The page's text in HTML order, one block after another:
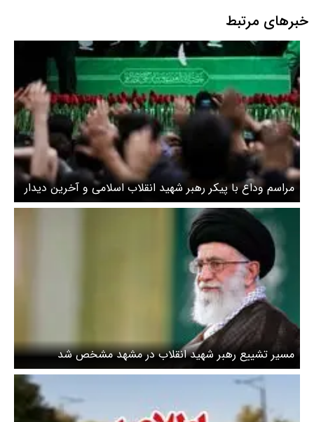
خبرهای مرتبط
مراسم وداع با پیکر رهبر شهید انقلاب اسلامی و آخرین دیدار
با خانواده‌های معظم شهدا + ویدئو
مسیر تشییع رهبر شهید انقلاب در مشهد مشخص شد